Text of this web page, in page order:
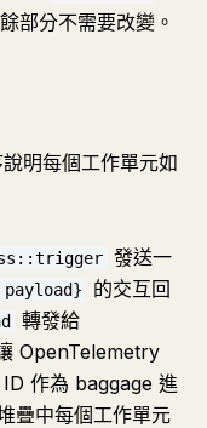
部分不需要改變。
明每個工作單元如
發送一
的交互回
轉發給
OpenTelemetry
作為 baggage 進
疊中每個工作單元